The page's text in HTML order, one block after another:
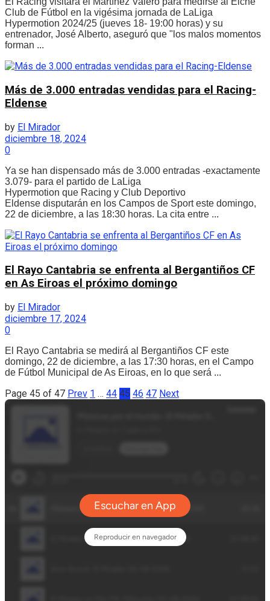
Club de Fútbol en la vigésima jornada de LaLiga
Hypermotion 2024/25 (jueves 18- 19:00 horas) y su
entrenador, José Alberto, aseguró que "los malos momentos
forman ...
Más de 3.000 entradas vendidas para el Racing-
Eldense
by El Mirador
diciembre 18, 2024
0
Ya se han dispensado más de 3.000 entradas -exactamente
3.079- para el partido de LaLiga
Hypermotion que Racing y Club Deportivo
Eldense disputarán en los Campos de Sport este domingo,
22 de diciembre, a las 18:30 horas. La cita entre ...
El Rayo Cantabria se enfrenta al Bergantiños CF
en As Eiroas el próximo domingo
by El Mirador
diciembre 17, 2024
0
El Rayo Cantabria se medirá al Bergantiños CF este
domingo, 22 de diciembre, a las 17:30 horas, en el Campo
de Fútbol Municipal de As Eiroas, en lo que será ...
Page 45 of 47 Prev 1 … 44 45 46 47 Next